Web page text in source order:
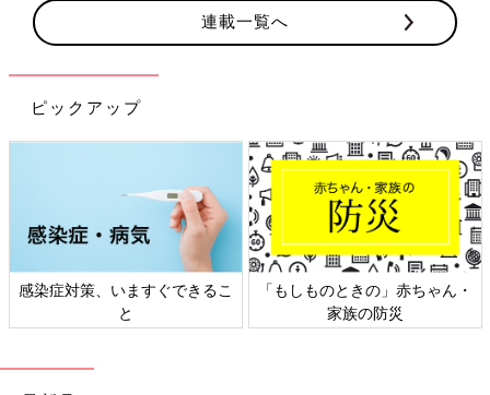
連載一覧へ
ピックアップ
感染症対策、いますぐできるこ
と
「もしものときの」赤ちゃん・
家族の防災